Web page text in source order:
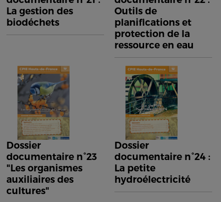
La gestion des
biodéchets
Outils de
planifications et
protection de la
ressource en eau
Dossier
documentaire n°23
"Les organismes
auxiliaires des
cultures"
Dossier
documentaire n°24 :
La petite
hydroélectricité